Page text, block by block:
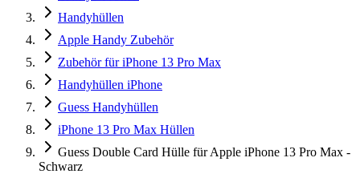
Handyhüllen
Apple Handy Zubehör
Zubehör für iPhone 13 Pro Max
Handyhüllen iPhone
Guess Handyhüllen
iPhone 13 Pro Max Hüllen
Guess Double Card Hülle für Apple iPhone 13 Pro Max -
Schwarz